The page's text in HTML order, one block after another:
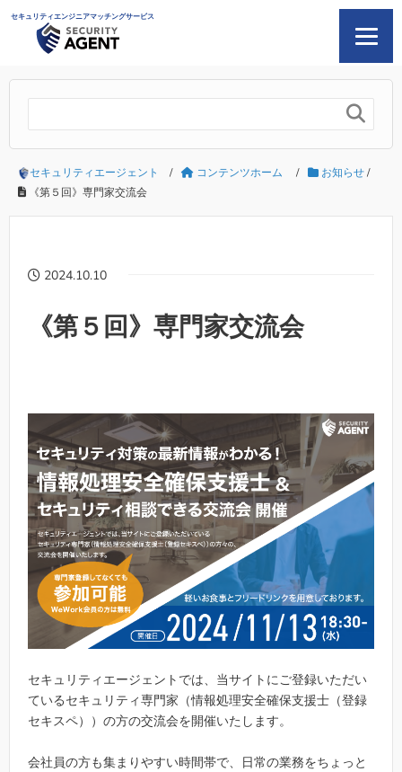
セキュリティエンジニアマッチングサービス

セキュリティエージェント / コンテンツホーム / お知らせ/
《第５回》専門家交流会
2024.10.10
《第５回》専門家交流会
セキュリティエージェントでは、当サイトにご登録いただい
ているセキュリティ専門家（情報処理安全確保支援士（登録
セキスペ））の方の交流会を開催いたします。
会社員の方も集まりやすい時間帯で、日常の業務をちょっと